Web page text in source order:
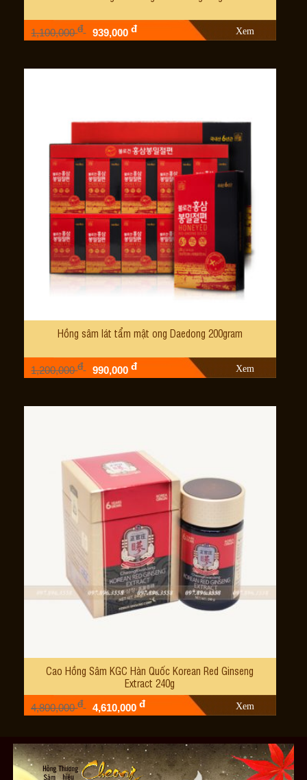
1,100,000đ 939,000đ Xem
Hồng sâm lát tẩm mật ong Daedong 200gram
1,200,000đ 990,000đ Xem
Cao Hồng Sâm KGC Hàn Quốc Korean Red Ginseng
Extract 240g
4,800,000đ 4,610,000đ Xem